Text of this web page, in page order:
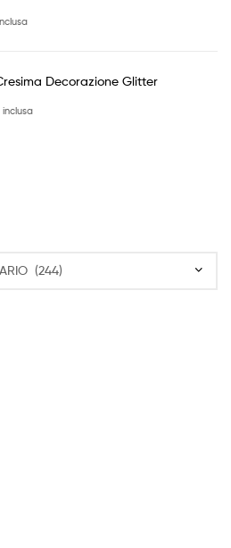
Decorazione Glitter
inclusa